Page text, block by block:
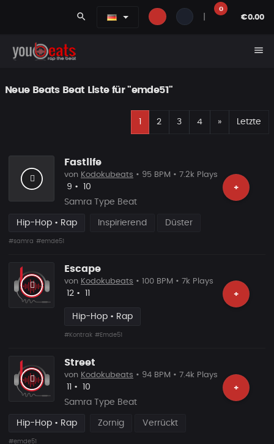
search
0
€0.00
menu
Neue Beats Beat Liste für "emde51"
2 3 4 »Nächste
Letzte
Fastlife
+
von Kodokubeats • 95 BPM • 7.2k Plays
Likes
9 • Vorgeschlagen
10
Samra Type Beat
Hip-Hop • Rap Inspirierend Düster
#samra #emde51
Escape
+
von Kodokubeats • 100 BPM • 7k Plays
Likes
12 • Vorgeschlagen
Hip-Hop • Rap
#Kontrak #Emde51
Street
+
von Kodokubeats • 94 BPM • 7.4k Plays
Likes
• Vorgeschlagen
10
Samra Type Beat
Hip-Hop • Rap Zornig Verrückt
#emde51